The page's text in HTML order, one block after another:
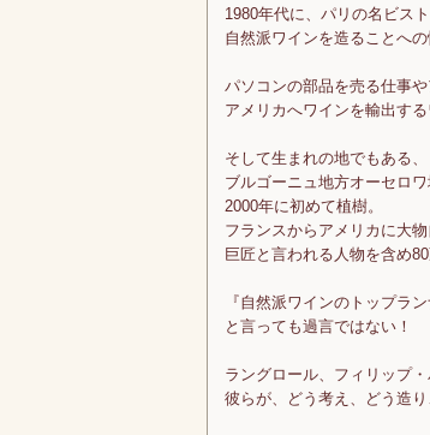
1980年代に、パリの名ビス
自然派ワインを造ることへ
パソコンの部品を売る仕事
アメリカへワインを輸出する
そして生まれの地でもある、
ブルゴーニュ地方オーセロ
2000年に初めて植樹。
フランスからアメリカに大
巨匠と言われる人物を含め
『自然派ワインのトップラ
と言っても過言ではない！
ラングロール、フィリップ
彼らが、どう考え、どう造